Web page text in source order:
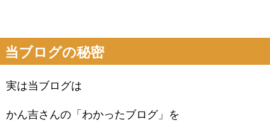
当ブログの秘密
実は当ブログは
かん吉さんの「わかったブログ」を